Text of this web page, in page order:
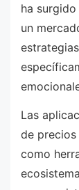
ha
un
Las
de
como